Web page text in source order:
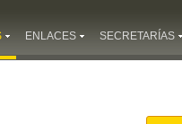
ENLACES SECRETARÍAS